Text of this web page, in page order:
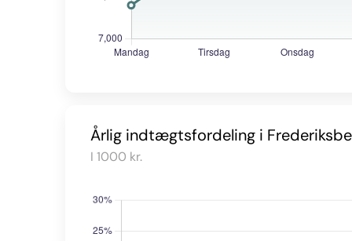
Årlig indtægtsfordeling i
I 1000 kr.